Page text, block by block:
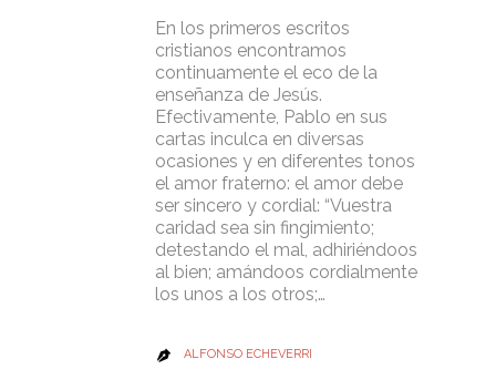
En los primeros escritos
cristianos encontramos
continuamente el eco de la
enseñanza de Jesús.
Efectivamente, Pablo en sus
cartas inculca en diversas
ocasiones y en diferentes tonos
el amor fraterno: el amor debe
ser sincero y cordial: “Vuestra
caridad sea sin fingimiento;
detestando el mal, adhiriéndoos
al bien; amándoos cordialmente
los unos a los otros;…
 ALFONSO ECHEVERRI